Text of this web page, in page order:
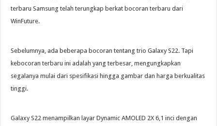
terbaru Samsung telah terungkap berkat bocoran terbaru dari
WinFuture.
Sebelumnya, ada beberapa bocoran tentang trio Galaxy S22. Tapi
kebocoran terbaru ini adalah yang terbesar, mengungkapkan
segalanya mulai dari spesifikasi hingga gambar dan harga berkualitas
tinggi.
Galaxy S22 menampilkan layar Dynamic AMOLED 2X 6,1 inci dengan